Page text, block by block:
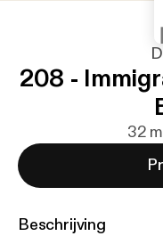
208 -
32
Beschrijving